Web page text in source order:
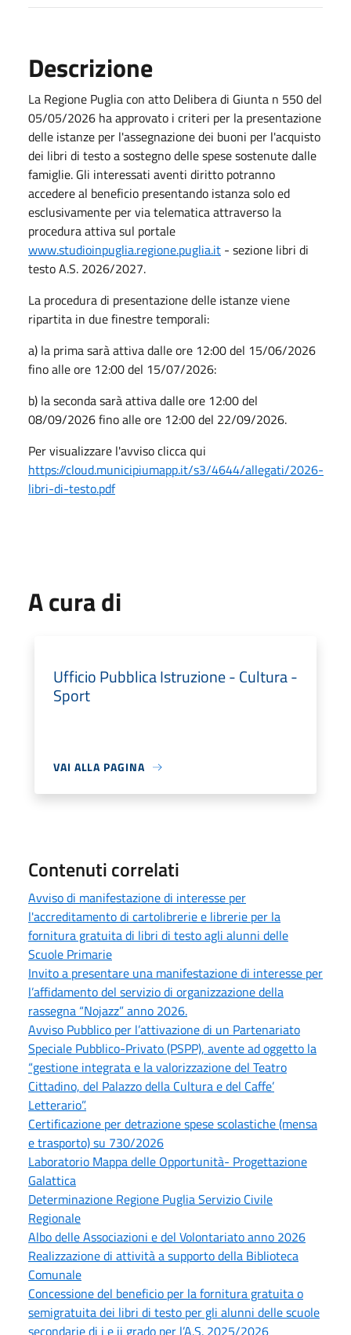
Descrizione
La Regione Puglia con atto Delibera di Giunta n 550 del
05/05/2026 ha approvato i criteri per la presentazione
delle istanze per l'assegnazione dei buoni per l'acquisto
dei libri di testo a sostegno delle spese sostenute dalle
famiglie. Gli interessati aventi diritto potranno
accedere al beneficio presentando istanza solo ed
esclusivamente per via telematica attraverso la
procedura attiva sul portale
www.studioinpuglia.regione.puglia.it - sezione libri di
testo A.S. 2026/2027.
La procedura di presentazione delle istanze viene
ripartita in due finestre temporali:
a) la prima sarà attiva dalle ore 12:00 del 15/06/2026
fino alle ore 12:00 del 15/07/2026:
b) la seconda sarà attiva dalle ore 12:00 del
08/09/2026 fino alle ore 12:00 del 22/09/2026.
Per visualizzare l'avviso clicca qui
https://cloud.municipiumapp.it/s3/4644/allegati/2026-
libri-di-testo.pdf
A cura di
Ufficio Pubblica Istruzione - Cultura -
Sport
VAI ALLA PAGINA
Contenuti correlati
Avviso di manifestazione di interesse per
l'accreditamento di cartolibrerie e librerie per la
fornitura gratuita di libri di testo agli alunni delle
Scuole Primarie
Invito a presentare una manifestazione di interesse per
l’affidamento del servizio di organizzazione della
rassegna “Nojazz” anno 2026.
Avviso Pubblico per l’attivazione di un Partenariato
Speciale Pubblico-Privato (PSPP), avente ad oggetto la
“gestione integrata e la valorizzazione del Teatro
Cittadino, del Palazzo della Cultura e del Caffe’
Letterario”.
Certificazione per detrazione spese scolastiche (mensa
e trasporto) su 730/2026
Laboratorio Mappa delle Opportunità- Progettazione
Galattica
Determinazione Regione Puglia Servizio Civile
Regionale
Albo delle Associazioni e del Volontariato anno 2026
Realizzazione di attività a supporto della Biblioteca
Comunale
Concessione del beneficio per la fornitura gratuita o
semigratuita dei libri di testo per gli alunni delle scuole
secondarie di i e ii grado per l’A.S. 2025/2026